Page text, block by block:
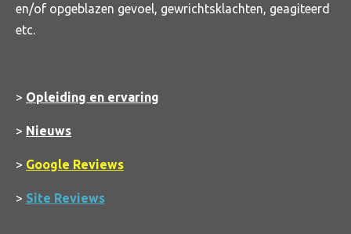
en/of opgeblazen gevoel, gewrichtsklachten, geagiteerd
etc.
> Opleiding en ervaring
> Nieuws
> Google Reviews
> Site Reviews